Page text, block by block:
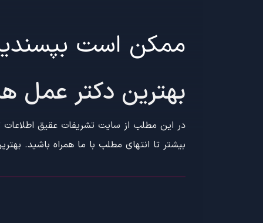
ممکن است
بهترین دکتر عمل
در این مطلب از سایت تشریفات عقیق اطلاعات
بیشتر تا انتهای مطلب با ما همراه باشید.